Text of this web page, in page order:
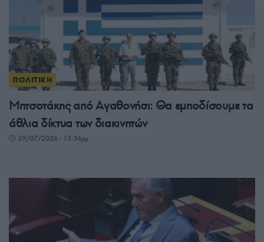
ΠΟΛΙΤΙΚΗ
Μητσοτάκης από Αγαθονήσι: Θα εμποδίσουμε τα
άθλια δίκτυα των διακινητών
29/07/2026 - 12:36μμ